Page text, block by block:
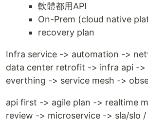
軟體都用API
On-Prem (cloud native
recovery plan
Infra service -> automation ->
data center retrofit -> infra api ->
everthing -> service mesh ->
api first -> agile plan -> realtime
review -> microservice -> sla/slo